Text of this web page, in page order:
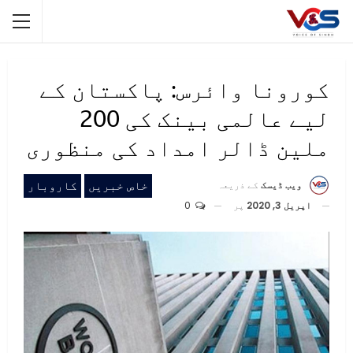
کورونا وائرس: پاکستان کے
لیے عالمی بینک کی 200
ملین ڈالر امداد کی منظوری
خاص خبریں کاروبار ویب ڈیسک کے ذریعہ
اپریل 3, 2020
پر